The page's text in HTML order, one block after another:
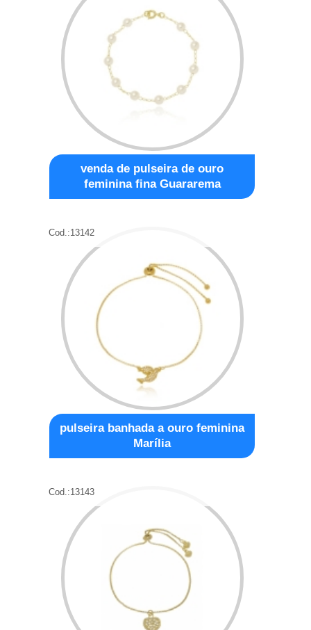
venda de pulseira de ouro
feminina fina Guararema
Cod.:13142
pulseira banhada a ouro feminina
Marília
Cod.:13143